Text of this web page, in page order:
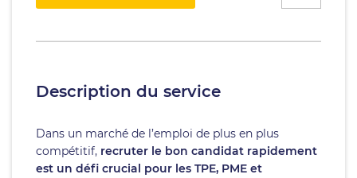
Description du service
Dans un marché de l’emploi de plus en plus
compétitif, recruter le bon candidat rapidement
est un défi crucial pour les TPE, PME et